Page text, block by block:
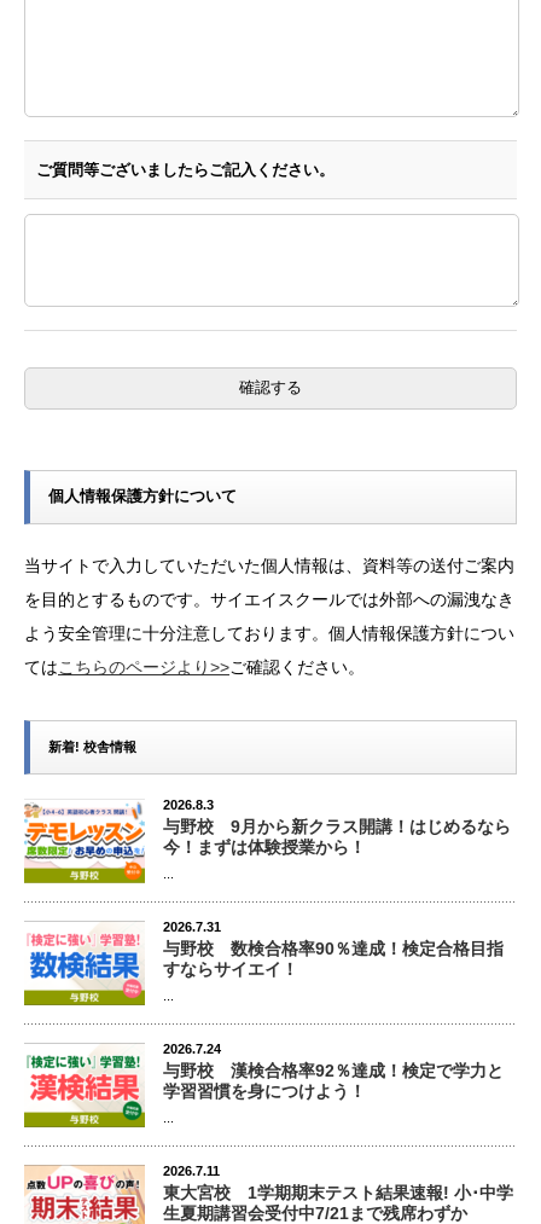
ご質問等ございましたらご記入ください。
個人情報保護方針について
当サイトで入力していただいた個人情報は、資料等の送付ご案内
を目的とするものです。サイエイスクールでは外部への漏洩なき
よう安全管理に十分注意しております。個人情報保護方針につい
てはこちらのページより>>ご確認ください。
新着! 校舎情報
2026.8.3
与野校 9月から新クラス開講！はじめるなら
今！まずは体験授業から！
2026.7.31
与野校 数検合格率90％達成！検定合格目指
すならサイエイ！
2026.7.24
与野校 漢検合格率92％達成！検定で学力と
学習習慣を身につけよう！
2026.7.11
東大宮校 1学期期末テスト結果速報! 小･中学
生夏期講習会受付中7/21まで残席わずか